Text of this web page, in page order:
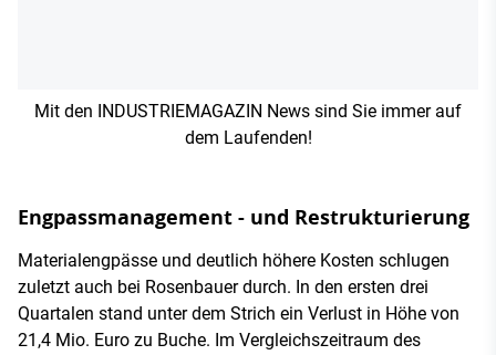
Mit den INDUSTRIEMAGAZIN News sind Sie immer auf
dem Laufenden!
Engpassmanagement - und Restrukturierung
Materialengpässe und deutlich höhere Kosten schlugen
zuletzt auch bei Rosenbauer durch. In den ersten drei
Quartalen stand unter dem Strich ein Verlust in Höhe von
21,4 Mio. Euro zu Buche. Im Vergleichszeitraum des